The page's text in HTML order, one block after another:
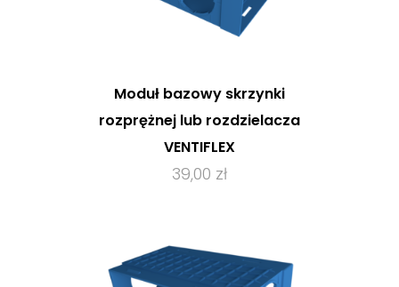
Moduł bazowy skrzynki
rozprężnej lub rozdzielacza
VENTIFLEX
39,00 zł